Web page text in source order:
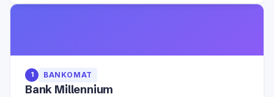
1 BANKOMAT
Bank Millennium